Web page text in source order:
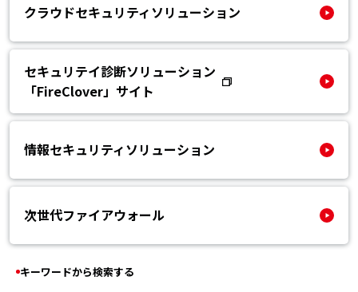
クラウドセキュリティソリューション
セキュリテイ診断ソリューション
「FireClover」サイト
情報セキュリティソリューション
次世代ファイアウォール
キーワードから検索する